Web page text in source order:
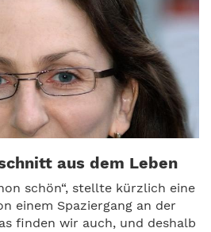
aus dem Leben
schön“, stellte kürzlich eine
einem Spaziergang an der
finden wir auch, und deshalb